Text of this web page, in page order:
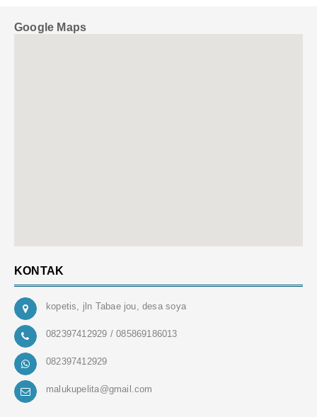
Google Maps
KONTAK
kopetis, jln Tabae jou, desa soya
082397412929 / 085869186013
082397412929
malukupelita@gmail.com